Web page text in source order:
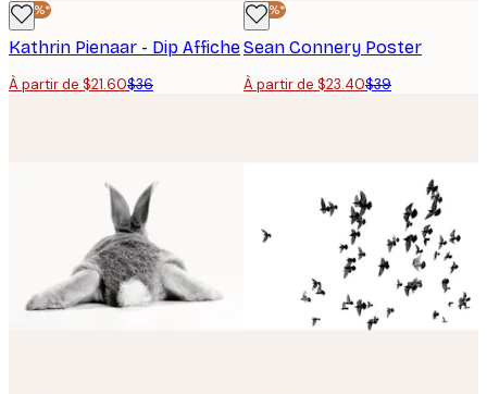
-40%*
Kathrin Pienaar - Dip Affiche
À partir de $21.60$36
-40%*
Sean Connery Poster
À partir de $23.40$39